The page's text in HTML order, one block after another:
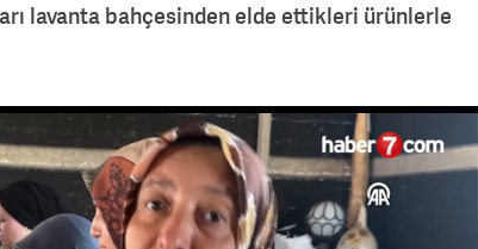
lavanta bahçesinden elde ettikleri ürünlerle